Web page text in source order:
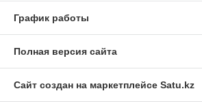
График работы
Полная версия сайта
Сайт создан на маркетплейсе Satu.kz